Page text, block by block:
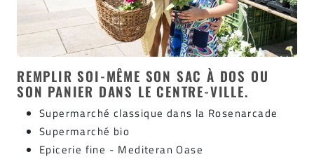
REMPLIR SOI-MÊME SON SAC À DOS OU
SON PANIER DANS LE CENTRE-VILLE.
Supermarché classique dans la Rosenarcade
Supermarché bio
Epicerie fine - Mediteran Oase